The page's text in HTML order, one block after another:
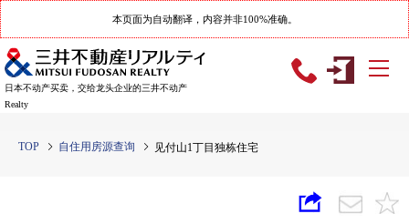
本页面为自动翻译，内容并非100%准确。
日本不动产买卖，交给龙头企业的三井不动产
Realty
TOP 自住用房源查询 见付山1丁目独栋住宅